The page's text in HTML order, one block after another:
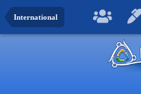
International